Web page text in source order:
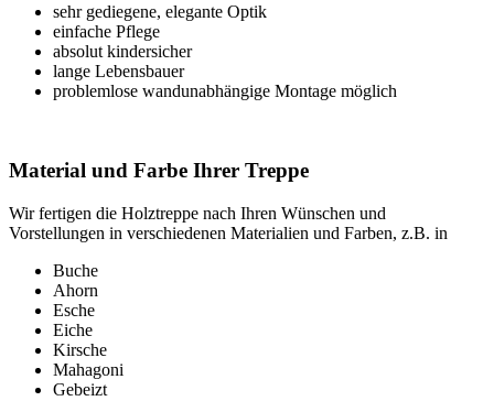
sehr gediegene, elegante Optik
einfache Pflege
absolut kindersicher
lange Lebensbauer
problemlose wandunabhängige Montage möglich
Material und Farbe Ihrer Treppe
Wir fertigen die Holztreppe nach Ihren Wünschen und
Vorstellungen in verschiedenen Materialien und Farben, z.B. in
Buche
Ahorn
Esche
Eiche
Kirsche
Mahagoni
Gebeizt